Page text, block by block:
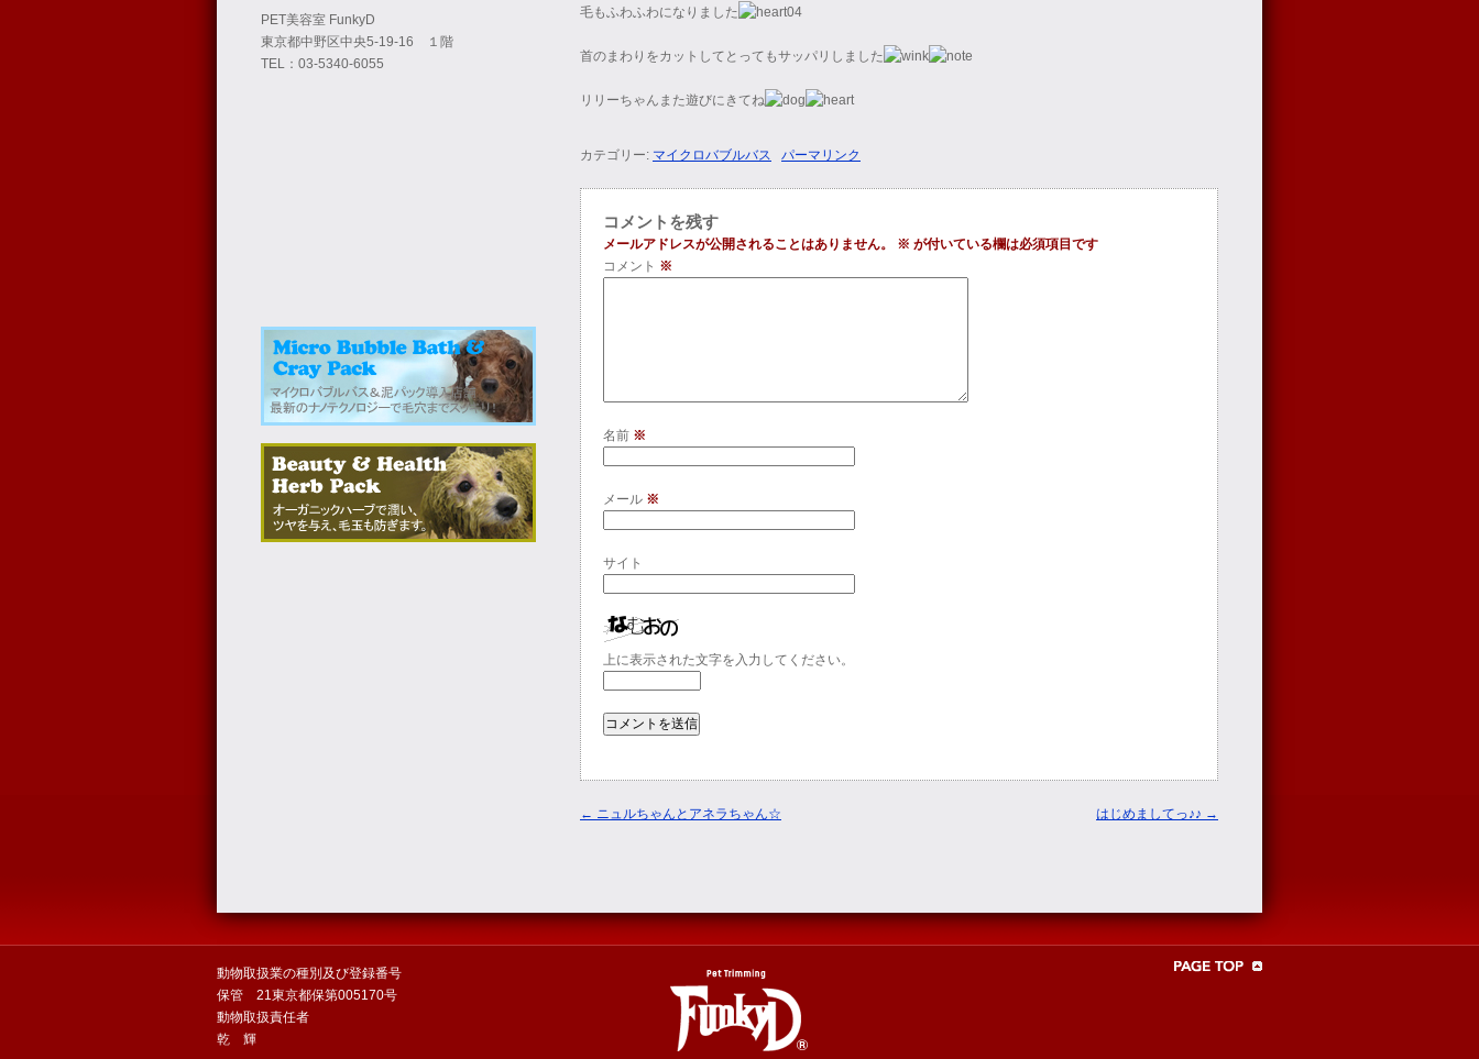
毛もふわふわになりました
首のまわりをカットしてとってもサッパリしました
リリーちゃんまた遊びにきてね
カテゴリー: マイクロバブルバス パーマリンク
コメントを残す
メールアドレスが公開されることはありません。 ※ が付いている欄は必須項目です
コメント ※
名前 ※
メール ※
サイト
上に表示された文字を入力してください。
← ニュルちゃんとアネラちゃん☆ はじめましてっ♪♪ →
PET美容室 FunkyD
東京都中野区中央5-19-16 １階
TEL：03-5340-6055
動物取扱業の種別及び登録番号
保管 21東京都保第005170号
動物取扱責任者
乾 輝